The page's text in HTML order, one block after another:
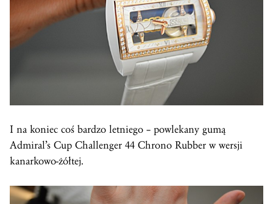
I na koniec coś bardzo letniego – powlekany gumą
Admiral’s Cup Challenger 44 Chrono Rubber w wersji
kanarkowo-żółtej.